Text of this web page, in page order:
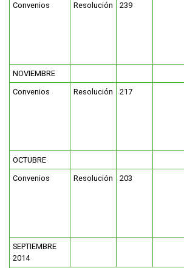
Convenios Resolución 239
NOVIEMBRE
Convenios
Resolución 217
OCTUBRE
Convenios
Resolución 203
SEPTIEMBRE
2014